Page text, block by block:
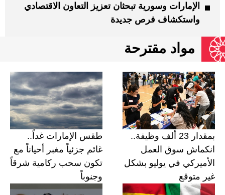
الإمارات وسورية تبحثان تعزيز التعاون الاقتصادي
واستكشاف فرص جديدة
Share
مواد مقترحة
بمقدار 23 ألف وظيفة..
انكماش سوق العمل
الأميركي في يوليو بشكل
غير متوقع
طقس الإمارات غداً..
غائم جزئياً مغبر أحياناً مع
تكون سحب ركامية شرقاً
وجنوباً